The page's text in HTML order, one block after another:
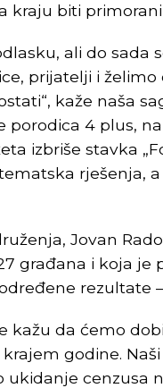
kraju biti
ali do sada
prijatelji i
kaže naša
porodica 4 plus,
izbriše stavka
rješenja,
Jovan
građana i koja
rezultate
kažu da ćemo
godine.
ukidanje cenzusa